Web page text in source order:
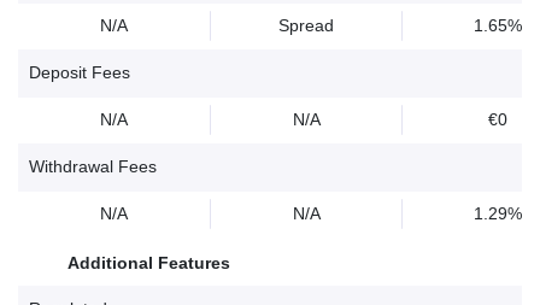
N/A Spread 1.65%
Deposit Fees
N/A N/A €0
Withdrawal Fees
N/A N/A 1.29%
Additional Features